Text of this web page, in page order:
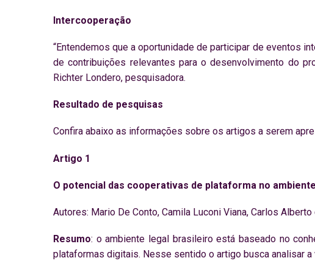
Intercooperação
“Entendemos que a oportunidade de participar de eventos
de contribuições relevantes para o desenvolvimento do
Richter Londero, pesquisadora.
Resultado de pesquisas
Confira abaixo as informações sobre os artigos a serem
Artigo 1
O potencial das cooperativas de plataforma no
Autores: Mario De Conto, Camila Luconi Viana, Carlos
Resumo: o ambiente legal brasileiro está baseado no
plataformas digitais. Nesse sentido o artigo busca analisar